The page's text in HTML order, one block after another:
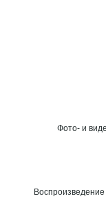
Фото- и
Воспроизведение